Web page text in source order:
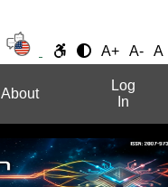
A+ A- A
About
Log
In